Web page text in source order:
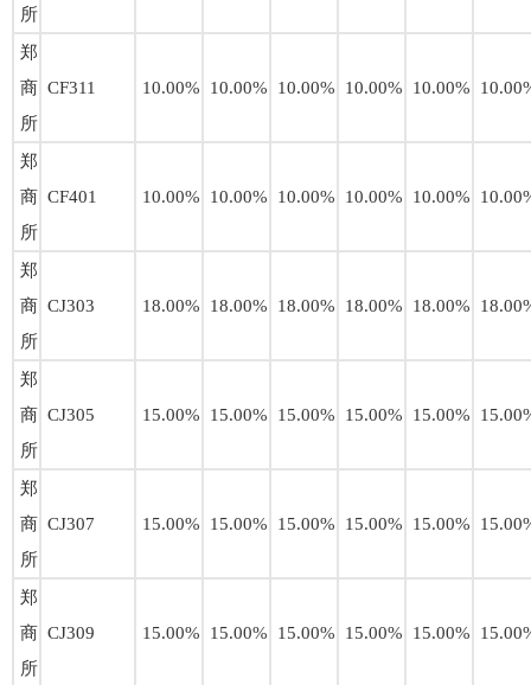
所
郑
商
所
CF311 10.00% 10.00% 10.00% 10.00% 10.00%
郑
商
所
CF401 10.00% 10.00% 10.00% 10.00% 10.00%
郑
商
所
CJ303 18.00% 18.00% 18.00% 18.00% 18.00%
郑
商
所
CJ305 15.00% 15.00% 15.00% 15.00% 15.00%
郑
商
所
CJ307 15.00% 15.00% 15.00% 15.00% 15.00%
郑
商
所
CJ309 15.00% 15.00% 15.00% 15.00% 15.00%